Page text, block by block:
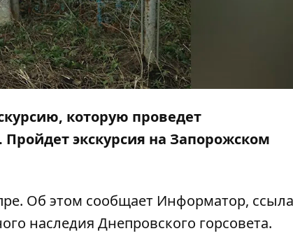
которую проведет
экскурсия на Запорожском
Об этом сообщает Информатор,
наследия Днепровского горсовета.